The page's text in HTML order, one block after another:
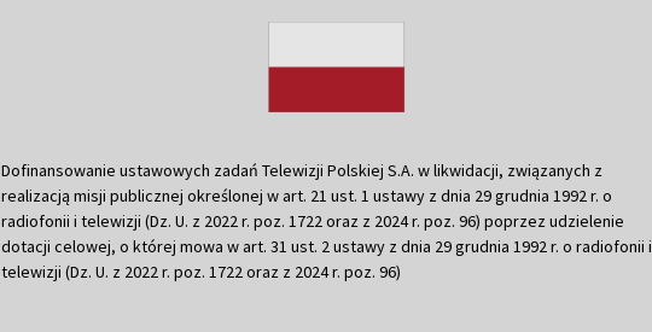
Dofinansowanie ustawowych zadań Telewizji Polskiej S.A. w likwidacji, związanych z
realizacją misji publicznej określonej w art. 21 ust. 1 ustawy z dnia 29 grudnia 1992 r. o
radiofonii i telewizji (Dz. U. z 2022 r. poz. 1722 oraz z 2024 r. poz. 96) poprzez udzielenie
dotacji celowej, o której mowa w art. 31 ust. 2 ustawy z dnia 29 grudnia 1992 r. o radiofonii i
telewizji (Dz. U. z 2022 r. poz. 1722 oraz z 2024 r. poz. 96)